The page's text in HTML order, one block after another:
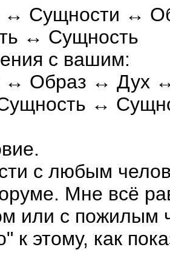
↔ Сущности ↔
↔ Сущность
с вашим:
↔ Образ ↔ Дух
↔
с любым
Мне всё
или с пожилым
к этому, как